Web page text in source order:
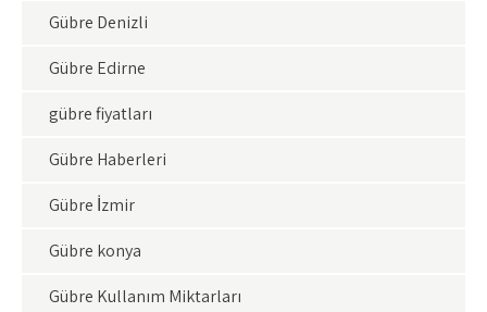
Gübre Denizli
Gübre Edirne
gübre fiyatları
Gübre Haberleri
Gübre İzmir
Gübre konya
Gübre Kullanım Miktarları